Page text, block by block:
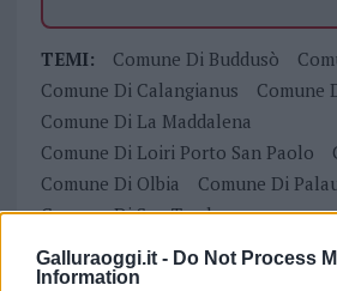
Galluraoggi.it - Do Not Process
Information
TEMI: Comune Di Buddusò
Comune Di Calangianus
Comune
Comune Di La Maddalena
Comune Di Loiri Porto San Paolo
Comune Di Olbia
Comune Di
Comune Di San Teodoro
Comune Di Santa Teresa Di Gallura
Comune Di Tempio Pausania